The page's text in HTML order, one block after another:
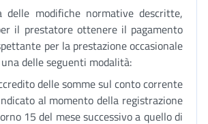
delle modifiche normative descritte,
il prestatore ottenere il pagamento
per la prestazione occasionale
delle seguenti modalità:
delle somme sul conto corrente
al momento della registrazione
15 del mese successivo a quello di